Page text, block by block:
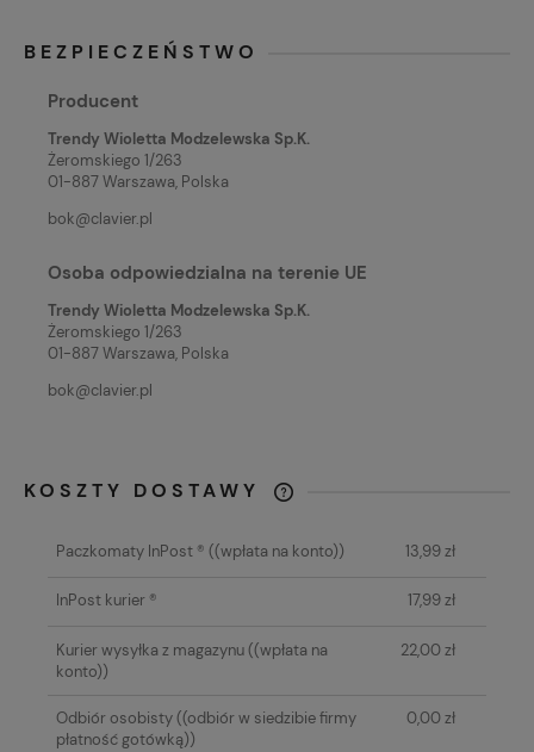
BEZPIECZEŃSTWO
Producent
Trendy Wioletta Modzelewska Sp.K.
Żeromskiego 1/263
01-887 Warszawa, Polska
bok@clavier.pl
Osoba odpowiedzialna na terenie UE
Trendy Wioletta Modzelewska Sp.K.
Żeromskiego 1/263
01-887 Warszawa, Polska
bok@clavier.pl
KOSZTY DOSTAWY
KOSZTÓW PŁATNOŚCI
Paczkomaty InPost ® ((wpłata na konto)) 13,99 zł
InPost kurier ® 17,99 zł
Kurier wysyłka z magazynu((wpłata na
konto))
22,00 zł
Odbiór osobisty((odbiór w siedzibie firmy
płatność gotówką))
0,00 zł